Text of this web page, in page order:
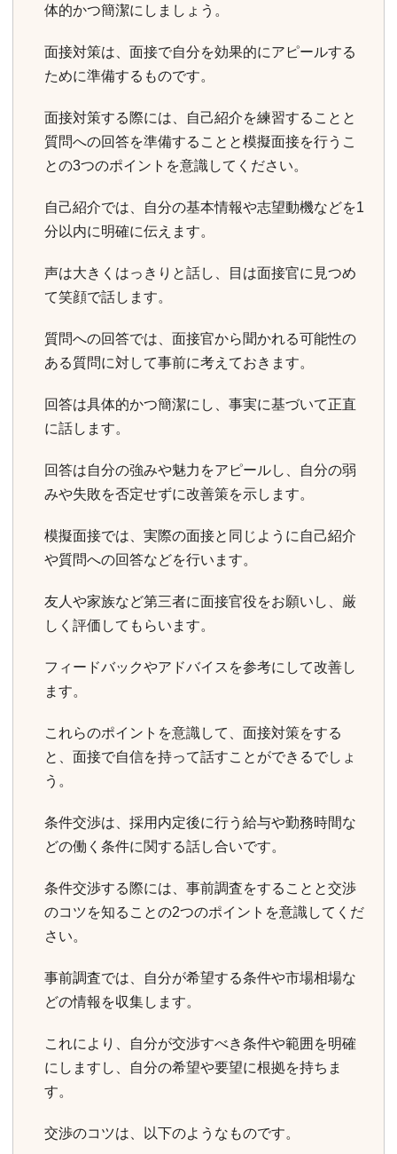
体的かつ簡潔にしましょう。
面接対策は、面接で自分を効果的にアピールする
ために準備するものです。
面接対策する際には、自己紹介を練習することと
質問への回答を準備することと模擬面接を行うこ
との3つのポイントを意識してください。
自己紹介では、自分の基本情報や志望動機などを1
分以内に明確に伝えます。
声は大きくはっきりと話し、目は面接官に見つめ
て笑顔で話します。
質問への回答では、面接官から聞かれる可能性の
ある質問に対して事前に考えておきます。
回答は具体的かつ簡潔にし、事実に基づいて正直
に話します。
回答は自分の強みや魅力をアピールし、自分の弱
みや失敗を否定せずに改善策を示します。
模擬面接では、実際の面接と同じように自己紹介
や質問への回答などを行います。
友人や家族など第三者に面接官役をお願いし、厳
しく評価してもらいます。
フィードバックやアドバイスを参考にして改善し
ます。
これらのポイントを意識して、面接対策をする
と、面接で自信を持って話すことができるでしょ
う。
条件交渉は、採用内定後に行う給与や勤務時間な
どの働く条件に関する話し合いです。
条件交渉する際には、事前調査をすることと交渉
のコツを知ることの2つのポイントを意識してくだ
さい。
事前調査では、自分が希望する条件や市場相場な
どの情報を収集します。
これにより、自分が交渉すべき条件や範囲を明確
にしますし、自分の希望や要望に根拠を持ちま
す。
交渉のコツは、以下のようなものです。